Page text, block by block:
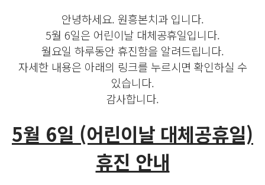
안녕하세요. 원흥본치과 입니다.
5월 6일은 어린이날 대체공휴일입니다.
월요일 하루동안 휴진함을 알려드립니다.
자세한 내용은 아래의 링크를 누르시면 확인하실 수
있습니다.
감사합니다.
5월 6일 (어린이날 대체공휴일)
휴진 안내